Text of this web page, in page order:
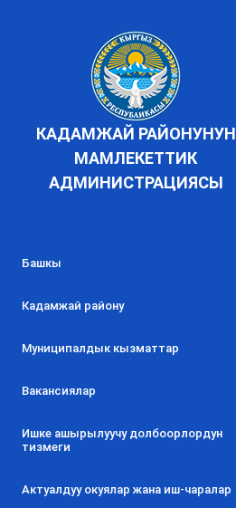
КАДАМЖАЙ РАЙОНУНУН
МАМЛЕКЕТТИК
АДМИНИСТРАЦИЯСЫ
Башкы
Кадамжай району
Муниципалдык кызматтар
Вакансиялар
Ишке ашырылуучу долбоорлордун
тизмеги
Актуалдуу окуялар жана иш-чаралар